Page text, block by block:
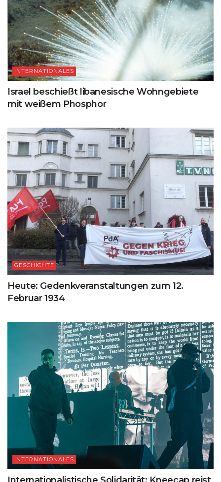
INTERNATIONALES
Israel beschießt libanesische Wohngebiete
mit weißem Phosphor
GESCHICHTE
Heute: Gedenkveranstaltungen zum 12.
Februar 1934
INTERNATIONALES